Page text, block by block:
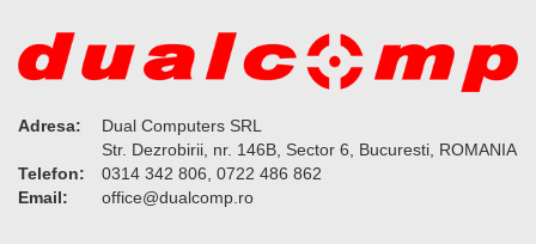
Adresa:
Dual Computers SRL
Str. Dezrobirii, nr. 146B, Sector 6, Bucuresti, ROMANIA
Telefon:
0314 342 806, 0722 486 862
Email:
or.pmoclaud@eciffo